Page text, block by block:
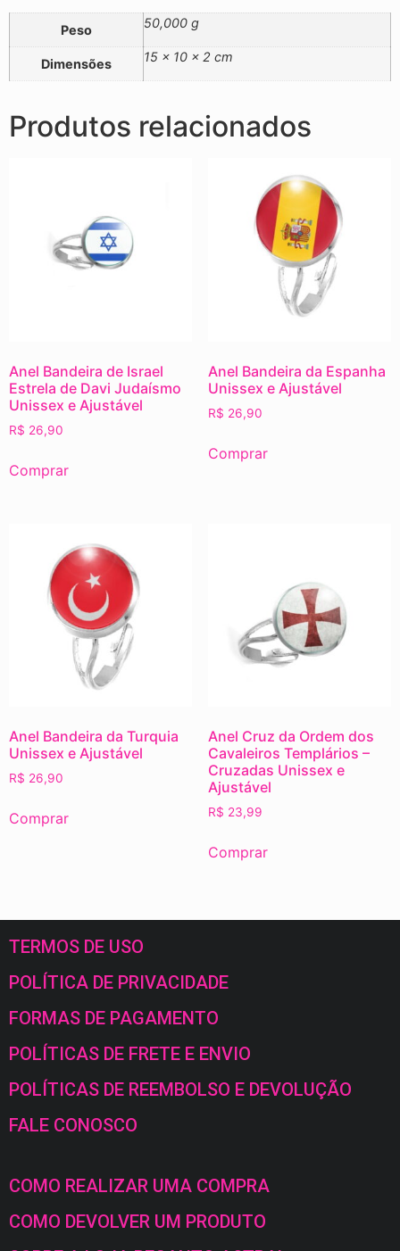
Peso 50,000 g
Dimensões 15 × 10 × 2 cm
Produtos relacionados
Anel Bandeira de Israel
Estrela de Davi Judaísmo
Unissex e Ajustável
R$ 26,90
Comprar
Anel Bandeira da Espanha
Unissex e Ajustável
R$ 26,90
Comprar
Anel Bandeira da Turquia
Unissex e Ajustável
R$ 26,90
Comprar
Anel Cruz da Ordem dos
Cavaleiros Templários –
Cruzadas Unissex e
Ajustável
R$ 23,99
Comprar
TERMOS DE USO
POLÍTICA DE PRIVACIDADE
FORMAS DE PAGAMENTO
POLÍTICAS DE FRETE E ENVIO
POLÍTICAS DE REEMBOLSO E DEVOLUÇÃO
FALE CONOSCO
COMO REALIZAR UMA COMPRA
COMO DEVOLVER UM PRODUTO